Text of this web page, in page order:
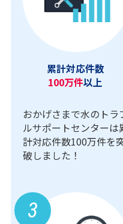
累計対応件数
100万件以上
おかげさまで水のトラ
ルサポートセンターは
計対応件数100万件を
破しました！
3